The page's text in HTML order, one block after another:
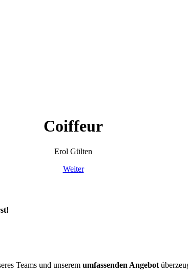
Coiffeur
Erol Gülten
Weiter
Teams und unserem umfassenden Angebot